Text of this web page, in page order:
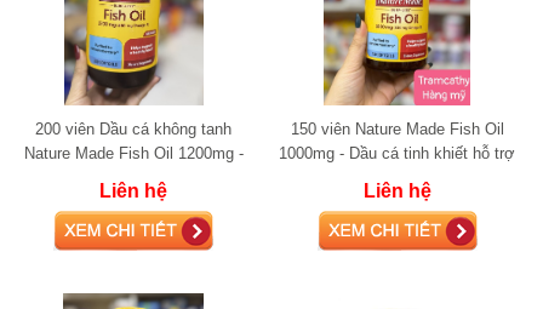
200 viên Dầu cá không tanh
Nature Made Fish Oil 1200mg -
trội
Liên hệ
150 viên Nature Made Fish Oil
1000mg - Dầu cá tinh khiết hỗ trợ
Liên hệ